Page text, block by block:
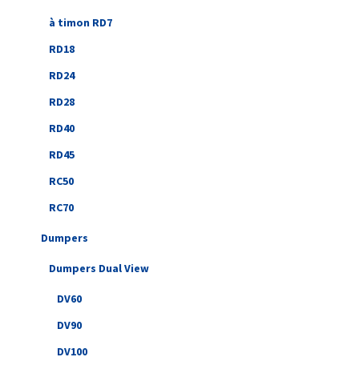
à timon RD7
RD18
RD24
RD28
RD40
RD45
RC50
RC70
Dumpers
Dumpers Dual View
DV60
DV90
DV100